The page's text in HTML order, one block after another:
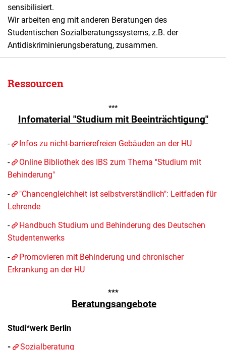
sensibilisiert.
Wir arbeiten eng mit anderen Beratungen des
Studentischen Sozialberatungssystems, z.B. der
Antidiskriminierungsberatung, zusammen.
Ressourcen
***
Infomaterial "Studium mit Beeinträchtigung"
-
Infos zu nicht-barrierefreien Gebäuden an der HU
-
Online Bibliothek des IBS zum Thema "Studium mit
Behinderung"
-
"Chancengleichheit ist selbstverständlich": Leitfaden für
Lehrende
-
Handbuch Studium und Behinderung des Deutschen
Studentenwerks
-
Promovieren mit Behinderung und chronischer
Erkrankung an der HU
***
Beratungsangebote
Studi*werk Berlin
-
Sozialberatung